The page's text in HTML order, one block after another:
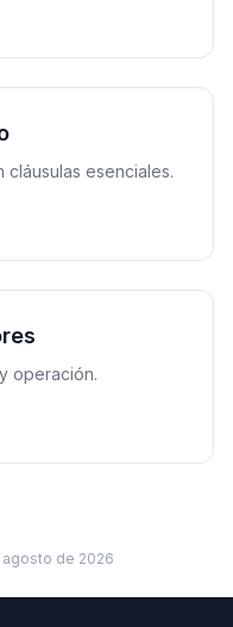
cláusulas esenciales.
operación.
agosto de 2026